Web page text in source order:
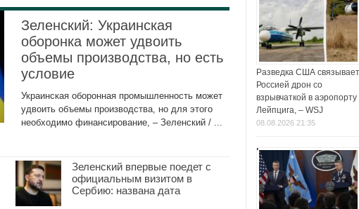
Зеленский: Украинская
оборонка может удвоить
объемы производства, но есть
условие
Украинская оборонная промышленность может
удвоить объемы производства, но для этого
необходимо финансирование, – Зеленский / ...
Зеленский впервые поедет с
официальным визитом в
Сербию: названа дата
Разведка США
Россией дрон со
взрывчаткой в аэропорту
Лейпцига, – WSJ
08.08.2026 21:35